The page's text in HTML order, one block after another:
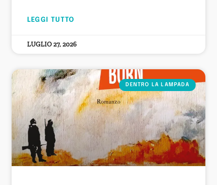
LEGGI TUTTO
LUGLIO 27, 2026
DENTRO LA LAMPADA